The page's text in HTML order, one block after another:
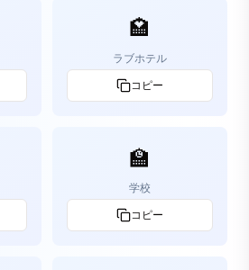
🏩
ラブホテル
コピー
🏫
学校
コピー